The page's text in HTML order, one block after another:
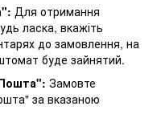
Для отримання
ласка, вкажіть
до замовлення, на
буде зайнятий.
Замовте
за вказаною